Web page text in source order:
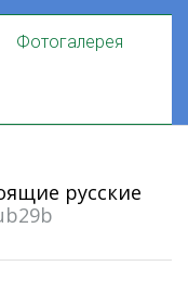
Фотогалерея
русские